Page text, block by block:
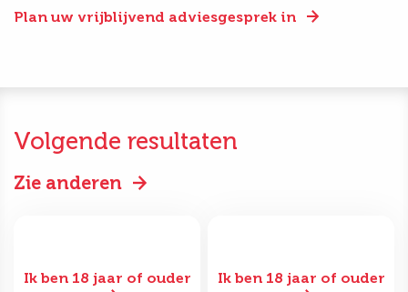
Plan uw vrijblijvend adviesgesprek in
Volgende resultaten
Zie anderen
Ik ben 18 jaar of ouder Ik ben 18 jaar of ouder